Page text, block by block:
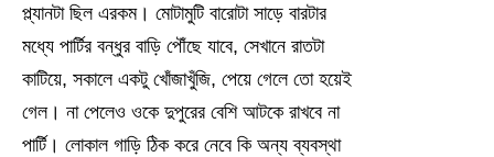
প্ল্যানটা ছিল এরকম। মোটামুটি বারোটা সাড়ে বারটার
মধ্যে পার্টির বন্ধুর বাড়ি পৌঁছে যাবে, সেখানে রাতটা
কাটিয়ে, সকালে একটু খোঁজাখুঁজি, পেয়ে গেলে তো হয়েই
গেল। না পেলেও ওকে দুপুরের বেশি আটকে রাখবে না
পার্টি। লোকাল গাড়ি ঠিক করে নেবে কি অন্য ব্যবস্থা